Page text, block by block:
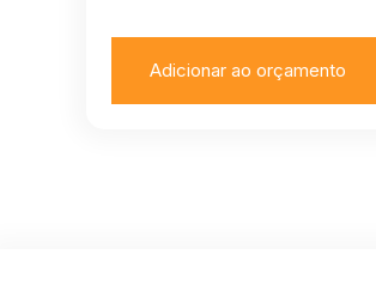
Adicionar ao orçamento